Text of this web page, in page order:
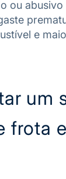
ou
e
um
frota